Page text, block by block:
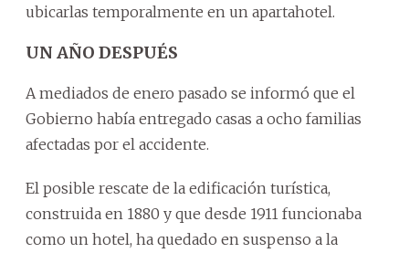
ubicarlas temporalmente en un apartahotel.
UN AÑO DESPUÉS
A mediados de enero pasado se informó que el
Gobierno había entregado casas a ocho familias
afectadas por el accidente.
El posible rescate de la edificación turística,
construida en 1880 y que desde 1911 funcionaba
como un hotel, ha quedado en suspenso a la